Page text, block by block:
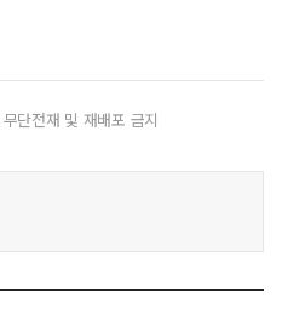
단전재 및 재배포 금지